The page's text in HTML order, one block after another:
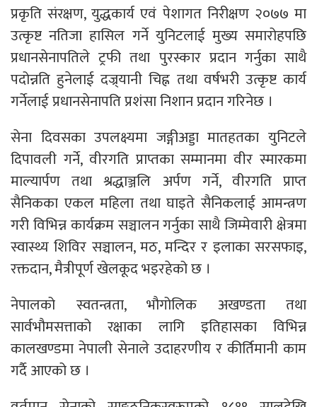
प्रकृति संरक्षण, युद्धकार्य एवं पेशागत निरीक्षण २०७७ मा
उत्कृष्ट नतिजा हासिल गर्ने युनिटलाई मुख्य समारोहपछि
प्रधानसेनापतिले ट्रफी तथा पुरस्कार प्रदान गर्नुका साथै
पदोन्नति हुनेलाई दज्र्यानी चिह्न तथा वर्षभरी उत्कृष्ट कार्य
गर्नेलाई प्रधानसेनापति प्रशंसा निशान प्रदान गरिनेछ ।
सेना दिवसका उपलक्ष्यमा जङ्गीअड्डा मातहतका युनिटले
दिपावली गर्ने, वीरगति प्राप्तका सम्मानमा वीर स्मारकमा
माल्यार्पण तथा श्रद्धाञ्जलि अर्पण गर्ने, वीरगति प्राप्त
सैनिकका एकल महिला तथा घाइते सैनिकलाई आमन्त्रण
गरी विभिन्न कार्यक्रम सञ्चालन गर्नुका साथै जिम्मेवारी क्षेत्रमा
स्वास्थ्य शिविर सञ्चालन, मठ, मन्दिर र इलाका सरसफाइ,
रक्तदान, मैत्रीपूर्ण खेलकूद भइरहेको छ ।
नेपालको स्वतन्त्रता, भौगोलिक अखण्डता तथा
सार्वभौमसत्ताको रक्षाका लागि इतिहासका विभिन्न
कालखण्डमा नेपाली सेनाले उदाहरणीय र कीर्तिमानी काम
गर्दै आएको छ ।